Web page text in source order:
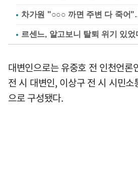
차가원 "○○○ 까면 주변 다 죽어
르센느, 알고보니 탈퇴 위기 있었
대변인으로는 유중호 전 인천언론
전 시 대변인, 이상구 전 시 시민
으로 구성됐다.